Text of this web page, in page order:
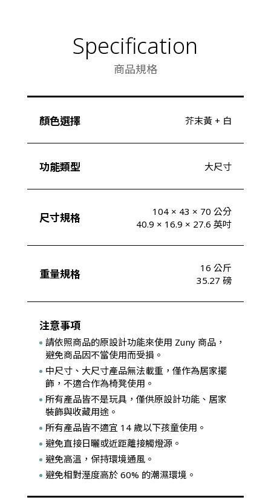
Specification
商品規格
顏色選擇 芥末黃 + 白
功能類型 大尺寸
尺寸規格
104 × 43 × 70 公分
40.9 × 16.9 × 27.6 英吋
重量規格
16 公斤
35.27 磅
注意事項
請依照商品的原設計功能來使用 Zuny 商品，
避免商品因不當使用而受損。
中尺寸、大尺寸產品無法載重，僅作為居家擺
飾，不適合作為椅凳使用。
所有產品皆不是玩具，僅供原設計功能、居家
裝飾與收藏用途。
所有產品皆不適宜 14 歲以下孩童使用。
避免直接日曬或近距離接觸燈源。
避免高溫，保持環境通風。
避免相對溼度高於 60% 的潮濕環境。